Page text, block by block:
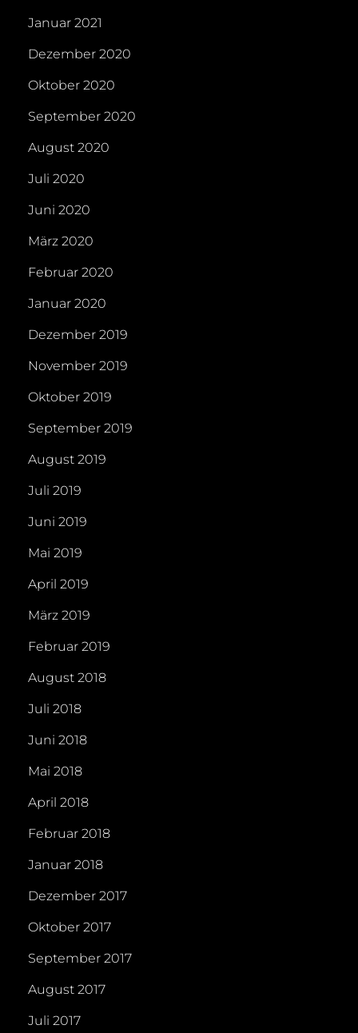
Januar 2021
Dezember 2020
Oktober 2020
September 2020
August 2020
Juli 2020
Juni 2020
März 2020
Februar 2020
Januar 2020
Dezember 2019
November 2019
Oktober 2019
September 2019
August 2019
Juli 2019
Juni 2019
Mai 2019
April 2019
März 2019
Februar 2019
August 2018
Juli 2018
Juni 2018
Mai 2018
April 2018
Februar 2018
Januar 2018
Dezember 2017
Oktober 2017
September 2017
August 2017
Juli 2017